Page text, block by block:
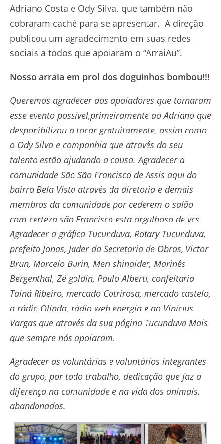
Adriano Costa e Ody Silva, que também não
cobraram cachê para se apresentar. A direção
publicou um agradecimento em suas redes
sociais a todos que apoiaram o “ArraiAu”.
Nosso arraia em prol dos doguinhos bombou!!!
Queremos agradecer aos apoiadores que tornaram
esse evento possível,primeiramente ao Adriano que
desponibilizou a tocar gratuitamente, assim como
o Ody Silva e companhia que através do seu
talento estão ajudando a causa. Agradecer a
comunidade São São Francisco de Assis aqui do
bairro Bela Vista através da diretoria e demais
membros da comunidade por cederem o salão
com certeza são Francisco esta orgulhoso de vcs.
Agradecer a gráfica Tucunduva, Rotary Tucunduva,
prefeito Jonas, Jader da Secretaria de Obras, Victor
Brun, Marcelo Burin, Meri shinaider, Marinês
Bergenthal, Zé goldin, Paulo Alberti, confeitaria
Tainá Ribeiro, mercado Cotrirosa, mercado castelo,
a rádio Olinda, rádio web energia e ao Vinícius
Vargas que através da sua página Tucunduva Mais
que sempre nós apoiaram.
Agradecer as voluntárias e voluntários integrantes
do grupo, por todo trabalho, dedicação que faz a
diferença na comunidade e na vida dos animais.
abandonados.